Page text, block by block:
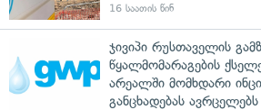
16 საათის წინ
ჯივიპი რუსთაველის
წყალმომარაგების
არეალში მომხდარი
განცხადებას ავრცელებს